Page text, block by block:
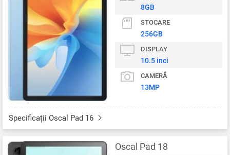
8GB
STOCARE
256GB
DISPLAY
10.5 inci
CAMERĂ
13MP
Specificații Oscal Pad 16
Oscal Pad 18